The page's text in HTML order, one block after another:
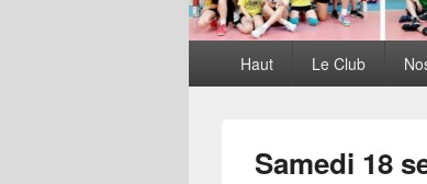
principalHaut Le Club
Samedi 18